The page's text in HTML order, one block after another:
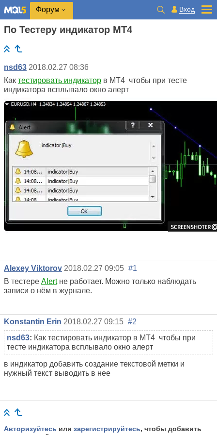
Форум Вход
По Тестеру индикатор МТ4
nsd63 2018.02.27 08:36
Как тестировать индикатор в МТ4 чтобы при тесте
индикатора всплывало окно алерт
Alexey Viktorov 2018.02.27 09:05 #1
В тестере Alertне работает. Можно только наблюдать
записи о нём в журнале.
Konstantin Erin 2018.02.27 09:15 #2
nsd63: Как тестировать индикатор в МТ4 чтобы при
тесте индикатора всплывало окно алерт
в индикатор добавить создание текстовой метки и
нужный текст выводить в нее
Авторизуйтесь или зарегистрируйтесь, чтобы добавить